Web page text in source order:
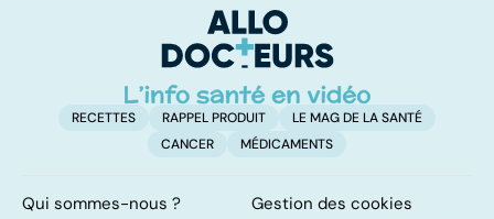
cellules du sang
RECETTES RAPPEL PRODUIT
LE MAG DE LA SANTÉ
CANCER
MÉDICAMENTS
Qui sommes-nous ?
Gestion des cookies